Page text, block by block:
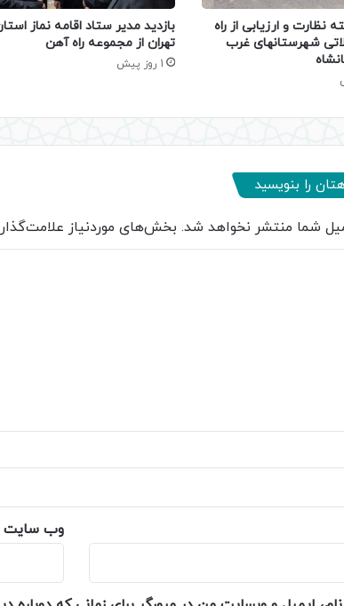
نظارت و ارزیابی از راه
شهرستانهای غرب
بازدید مدیر ستاد اقامه نماز
تهران از مجموعه راه آهن
1 روز پیش
را بنویسید
شما منتشر نخواهد شد. بخش‌های موردنیاز
وب‌ سایت